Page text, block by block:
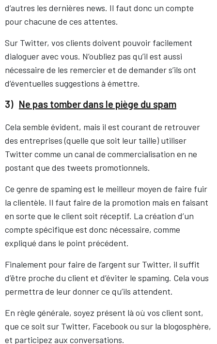
d’autres les dernières news. Il faut donc un compte
pour chacune de ces attentes.
Sur Twitter, vos clients doivent pouvoir facilement
dialoguer avec vous. N’oubliez pas qu’il est aussi
nécessaire de les remercier et de demander s’ils ont
d’éventuelles suggestions à émettre.
3) Ne pas tomber dans le piège du spam
Cela semble évident, mais il est courant de retrouver
des entreprises (quelle que soit leur taille) utiliser
Twitter comme un canal de commercialisation en ne
postant que des tweets promotionnels.
Ce genre de spaming est le meilleur moyen de faire fuir
la clientèle. Il faut faire de la promotion mais en faisant
en sorte que le client soit réceptif. La création d’un
compte spécifique est donc nécessaire, comme
expliqué dans le point précédent.
Finalement pour faire de l’argent sur Twitter, il suffit
d’être proche du client et d’éviter le spaming. Cela vous
permettra de leur donner ce qu’ils attendent.
En règle générale, soyez présent là où vos client sont,
que ce soit sur Twitter, Facebook ou sur la blogosphère,
et participez aux conversations.